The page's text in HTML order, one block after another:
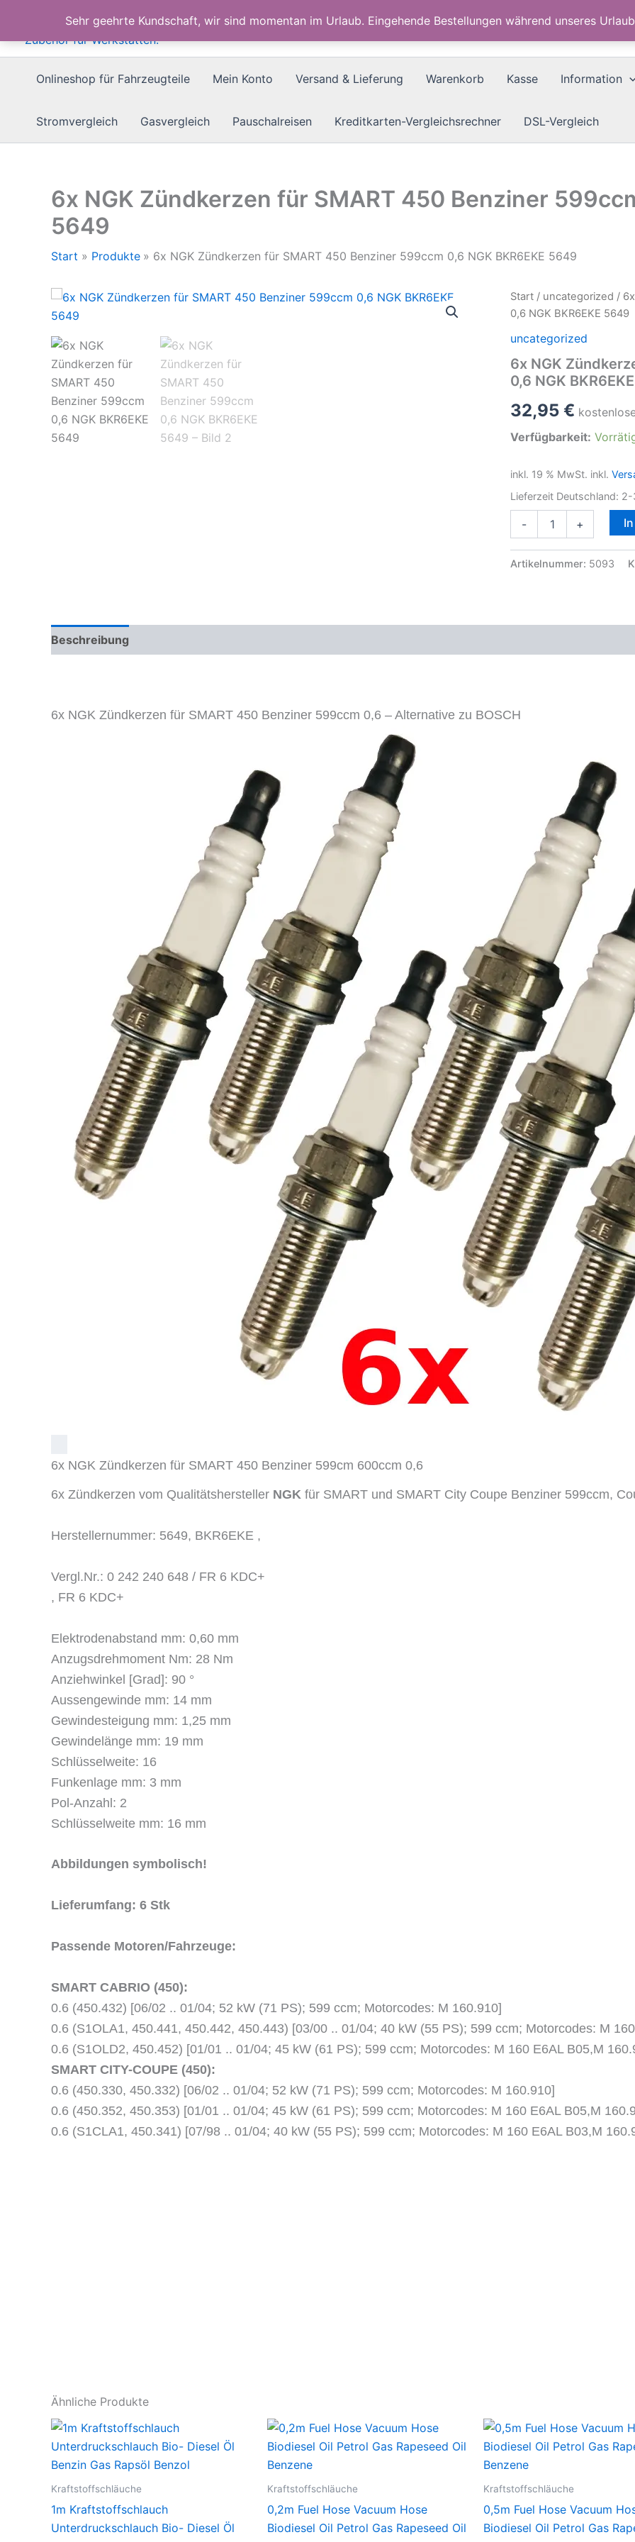
Sehr geehrte Kundschaft, wir sind momentan im Urlaub. Eingehende Bestellungen während unseres
springen
Onlineshop für Fahrzeugteile Mein Konto Versand & Lieferung Warenkorb Kasse Information
Stromvergleich Gasvergleich Pauschalreisen Kreditkarten-Vergleichsrechner DSL-Vergleich
6x NGK Zündkerzen für SMART 450 Benziner
5649
Start Produkte 6x NGK Zündkerzen für SMART 450 Benziner 599ccm 0,6 NGK BKR6EKE 5649
Start / uncategorized /
0,6 NGK BKR6EKE 5649
uncategorized
6x NGK
0,6 NGK
32,95 €
Verfügbarkeit:
inkl. 19 % MwSt. inkl.
Lieferzeit Deutschland: 2-
-
für
BKR6EKE
+
Artikelnummer: 5093
Beschreibung
6x NGK Zündkerzen für SMART 450 Benziner 599ccm 0,6 – Alternative zu BOSCH
6x NGK Zündkerzen für SMART 450 Benziner 599cm 600ccm 0,6
6x Zündkerzen vom Qualitätshersteller NGK für SMART und SMART City Coupe Benziner 599ccm,
Herstellernummer: 5649, BKR6EKE ,
Vergl.Nr.: 0 242 240 648 / FR 6 KDC+
, FR 6 KDC+
Elektrodenabstand mm: 0,60 mm
Anzugsdrehmoment Nm: 28 Nm
Anziehwinkel [Grad]: 90 °
Aussengewinde mm: 14 mm
Gewindesteigung mm: 1,25 mm
Gewindelänge mm: 19 mm
Schlüsselweite: 16
Funkenlage mm: 3 mm
Pol-Anzahl: 2
Schlüsselweite mm: 16 mm
Abbildungen symbolisch!
Lieferumfang: 6 Stk
Passende Motoren/Fahrzeuge:
SMART CABRIO (450):
0.6 (450.432) [06/02 .. 01/04; 52 kW (71 PS); 599 ccm; Motorcodes: M 160.910]
0.6 (S1OLA1, 450.441, 450.442, 450.443) [03/00 .. 01/04; 40 kW (55 PS); 599 ccm; Motorcodes: M
0.6 (S1OLD2, 450.452) [01/01 .. 01/04; 45 kW (61 PS); 599 ccm; Motorcodes: M 160 E6AL B05,M
SMART CITY-COUPE (450):
0.6 (450.330, 450.332) [06/02 .. 01/04; 52 kW (71 PS); 599 ccm; Motorcodes: M 160.910]
0.6 (450.352, 450.353) [01/01 .. 01/04; 45 kW (61 PS); 599 ccm; Motorcodes: M 160 E6AL B05,M
0.6 (S1CLA1, 450.341) [07/98 .. 01/04; 40 kW (55 PS); 599 ccm; Motorcodes: M 160 E6AL B03,M
Ähnliche Produkte
Kraftstoffschläuche
1m Kraftstoffschlauch
Unterdruckschlauch Bio- Diesel Öl
Kraftstoffschläuche
0,2m Fuel Hose Vacuum Hose
Biodiesel Oil Petrol Gas Rapeseed Oil
Kraftstoffschläuche
0,5m Fuel Hose Vacuum
Biodiesel Oil Petrol Gas